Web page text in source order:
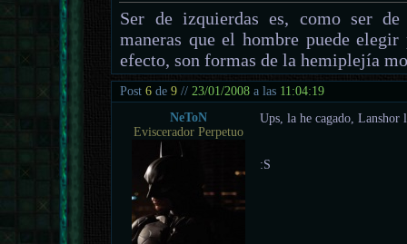
Ser de izquierdas es, como ser
maneras que el hombre puede
efecto, son formas de la hemiplejía
Post6 de9 // 23/01/2008 a las 11:04:19
NeToN
Eviscerador Perpetuo
Ups, la he cagado, Lanshor
:S